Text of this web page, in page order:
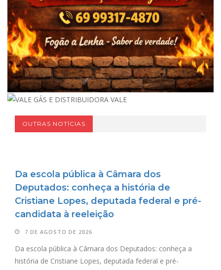
OUTRAS NOTÍCIAS
Da escola pública à Câmara dos
Deputados: conheça a história de
Cristiane Lopes, deputada federal e pré-
candidata à reeleição
7 DE AGOSTO DE 2026
Da escola pública à Câmara dos Deputados: conheça a
história de Cristiane Lopes, deputada federal e pré-